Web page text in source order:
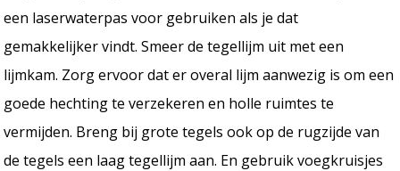
een laserwaterpas voor gebruiken als je dat
gemakkelijker vindt. Smeer de tegellijm uit met een
lijmkam. Zorg ervoor dat er overal lijm aanwezig is om een
goede hechting te verzekeren en holle ruimtes te
vermijden. Breng bij grote tegels ook op de rugzijde van
de tegels een laag tegellijm aan. En gebruik voegkruisjes